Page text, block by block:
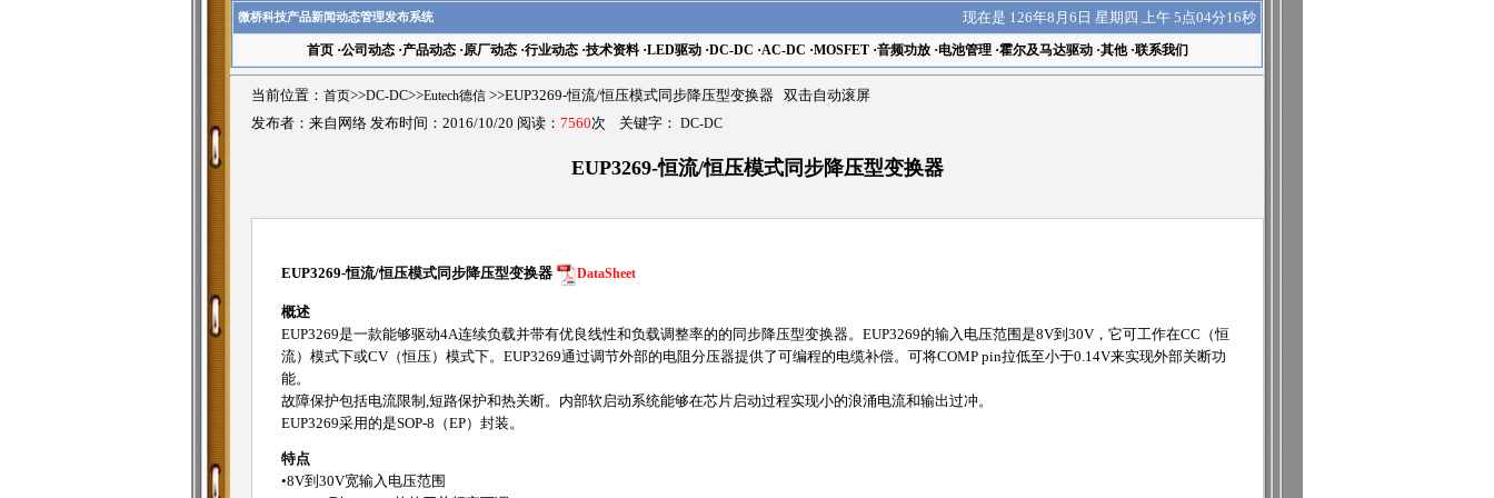
微桥科技产品新闻动态管理发布系统 现在是 126年8月6日 星期四 上午 5点04分16秒
首页·公司动态·产品动态·原厂动态·行业动态·技术资料·LED驱动·DC-DC ·AC-DC ·MOSFET·音频功放·电池管理·霍尔及马达驱动·其他·联系我们
当前位置： 首页>>DC-DC>>Eutech德信 >>EUP3269-恒流/恒压模式同步降压型变换器 双击自动滚屏
发布者：来自网络 发布时间：2016/10/20 阅读： 7560次 关键字： DC-DC
EUP3269-恒流/恒压模式同步降压型变换器
EUP3269-恒流/恒压模式同步降压型变换器 DataSheet
概述
EUP3269是一款能够驱动4A连续负载并带有优良线性和负载调整率的的同步降压型变换器。EUP3269的输入电压范围是8V到30V，它可工作在CC（恒
流）模式下或CV（恒压）模式下。EUP3269通过调节外部的电阻分压器提供了可编程的电缆补偿。可将COMP pin拉低至小于0.14V来实现外部关断功
能。
故障保护包括电流限制,短路保护和热关断。内部软启动系统能够在芯片启动过程实现小的浪涌电流和输出过冲。
EUP3269采用的是SOP-8（EP）封装。
特点
•8V到30V宽输入电压范围